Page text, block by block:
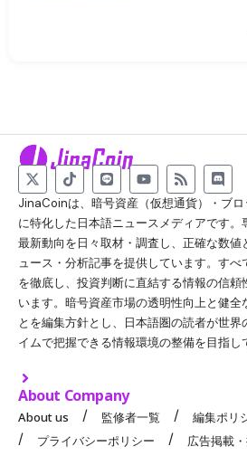
JinaCoinは、暗号資産（仮想通貨）・ブ
に特化した日本語ニュースメディアです
最新動向を日々取材・調査し、正確な数値
ュース・分析記事を提供しています。すべ
を徹底し、投資判断に直結する情報の信
います。暗号資産市場の透明性向上と健全
とを編集方針とし、日本語圏の読者が世界
イムで把握できる情報環境の整備を目指し
About Company
About us 監修者一覧
編集ポリ
プライバシーポリシー
広告掲載